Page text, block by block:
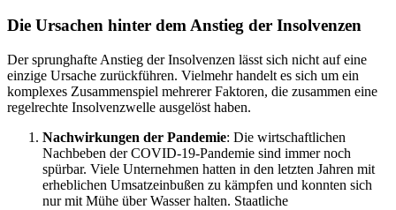
Die Ursachen hinter dem Anstieg der Insolvenzen
Der sprunghafte Anstieg der Insolvenzen lässt sich nicht auf eine
einzige Ursache zurückführen. Vielmehr handelt es sich um ein
komplexes Zusammenspiel mehrerer Faktoren, die zusammen eine
regelrechte Insolvenzwelle ausgelöst haben.
Nachwirkungen der Pandemie: Die wirtschaftlichen
Nachbeben der COVID-19-Pandemie sind immer noch
spürbar. Viele Unternehmen hatten in den letzten Jahren mit
erheblichen Umsatzeinbußen zu kämpfen und konnten sich
nur mit Mühe über Wasser halten. Staatliche